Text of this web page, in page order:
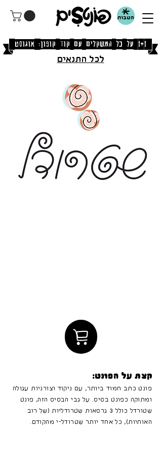
הטבות
[1+1 על כל המשקלים עם קוד קופון: אוגוסט] לכל התנאים
קצת על הפונט:
פונט כתב חמוד ביותר, עם ניקוד וצורניות עגולה
ומתוקה כפונט בסיס. על גבי הבסיס הזה, פונט
שטורדל כולל 3 גרסאות שטרודליות (של רוב
האותיות), כל אחד יותר שטרודל-י מהקודם.